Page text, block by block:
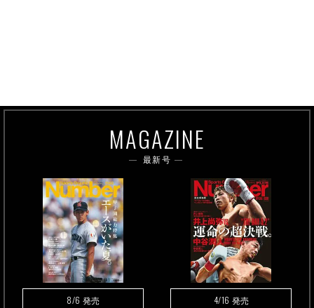
MAGAZINE
最新号
8/6 発売 4/16 発売